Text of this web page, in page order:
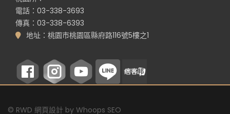
電話：03-338-3693
傳真：03-338-6393
地址：桃園市桃園區縣府路116號5樓之1
© RWD 網頁設計 by Whoops SEO